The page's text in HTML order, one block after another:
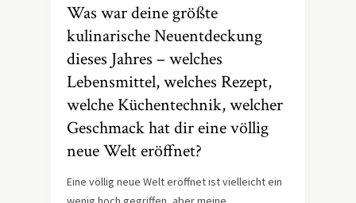
Was war deine größte
kulinarische Neuentdeckung
dieses Jahres – welches
Lebensmittel, welches Rezept,
welche Küchentechnik, welcher
Geschmack hat dir eine völlig
neue Welt eröffnet?
Eine völlig neue Welt eröffnet ist vielleicht ein